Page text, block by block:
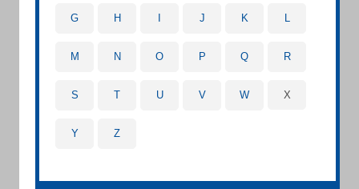
G H J K L
M N O P Q R
S T U V W X
Y Z